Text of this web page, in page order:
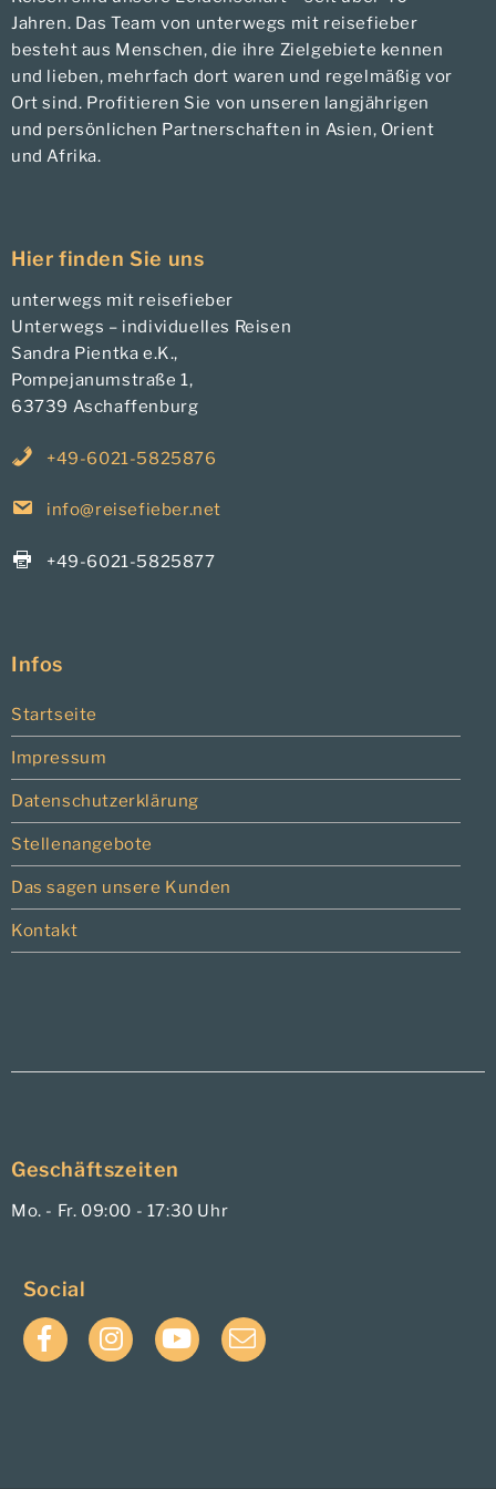
Jahren. Das Team von unterwegs mit reisefieber
besteht aus Menschen, die ihre Zielgebiete kennen
und lieben, mehrfach dort waren und regelmäßig vor
Ort sind. Profitieren Sie von unseren langjährigen
und persönlichen Partnerschaften in Asien, Orient
und Afrika.
Hier finden Sie uns
unterwegs mit reisefieber
Unterwegs – individuelles Reisen
Sandra Pientka e.K.,
Pompejanumstraße 1,
63739 Aschaffenburg
+49-6021-5825876
info@reisefieber.net
+49-6021-5825877
Infos
Startseite
Impressum
Datenschutzerklärung
Stellenangebote
Das sagen unsere Kunden
Kontakt
Geschäftszeiten
Mo. - Fr. 09:00 - 17:30 Uhr
Social
FacebookInstagramYouTubeE-
Mail